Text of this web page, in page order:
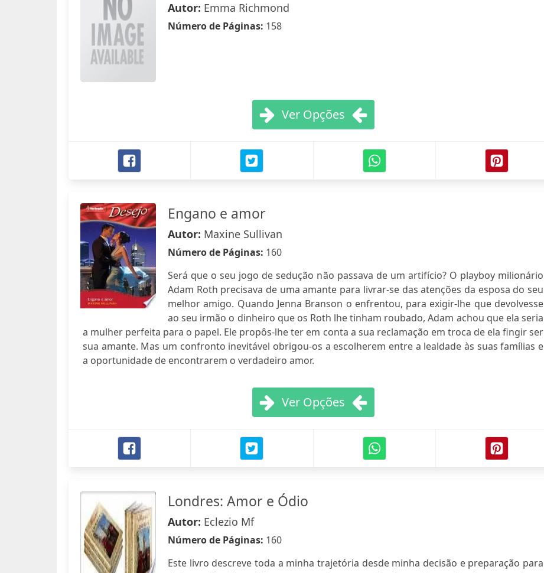
Autor: Emma Richmond
Número de Páginas: 158
Ver Opções
Engano e amor
Autor: Maxine Sullivan
Número de Páginas: 160
Será que o seu jogo de sedução não passava de um artifício? O playboy milionário
Adam Roth precisava de uma amante para livrar-se das atenções da esposa do seu
melhor amigo. Quando Jenna Branson o enfrentou, para exigir-lhe que devolvesse
ao seu irmão o dinheiro que os Roth lhe tinham roubado, Adam achou que ela seria
a mulher perfeita para o papel. Ele propôs-lhe ter em conta a sua reclamação em troca de ela fingir ser
sua amante. Mas um confronto inevitável obrigou-os a escolherem entre a lealdade às suas famílias e
a oportunidade de encontrarem o verdadeiro amor.
Ver Opções
Londres: Amor e Ódio
Autor: Eclezio Mf
Número de Páginas: 160
Este livro descreve toda a minha trajetória desde minha decisão e preparação para